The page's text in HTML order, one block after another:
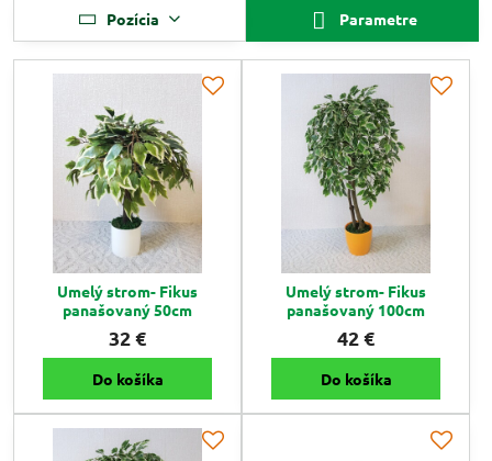
Pozícia Parametre
Umelý strom- Fikus
panašovaný 50cm
32 €
Do košíka
Umelý strom- Fikus
panašovaný 100cm
42 €
Do košíka